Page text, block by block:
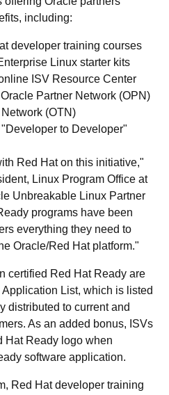
including:
developer training courses
Linux starter kits
ISV Resource Center
Partner Network (OPN)
(OTN)
to Developer"
Red Hat on this initiative,"
Linux Program Office at
Unbreakable Linux Partner
programs have been
everything they need to
Oracle/Red Hat platform."
certified Red Hat Ready are
List, which is listed
distributed to current and
As an added bonus, ISVs
Hat Ready logo when
software application.
Red Hat developer training